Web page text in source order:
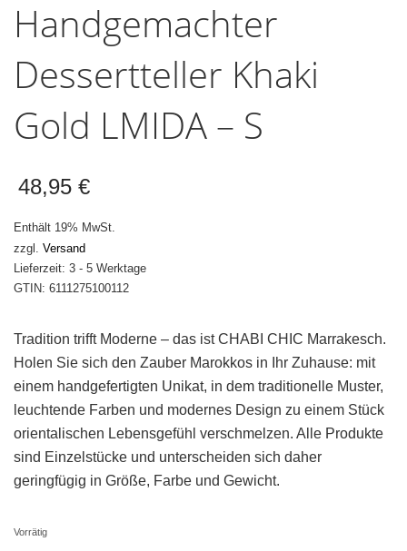
Handgemachter
Dessertteller Khaki
Gold LMIDA – S
48,95 €
Enthält 19% MwSt.
zzgl. Versand
Lieferzeit: 3 - 5 Werktage
GTIN: 6111275100112
Tradition trifft Moderne – das ist CHABI CHIC Marrakesch.
Holen Sie sich den Zauber Marokkos in Ihr Zuhause: mit
einem handgefertigten Unikat, in dem traditionelle Muster,
leuchtende Farben und modernes Design zu einem Stück
orientalischen Lebensgefühl verschmelzen. Alle Produkte
sind Einzelstücke und unterscheiden sich daher
geringfügig in Größe, Farbe und Gewicht.
Vorrätig